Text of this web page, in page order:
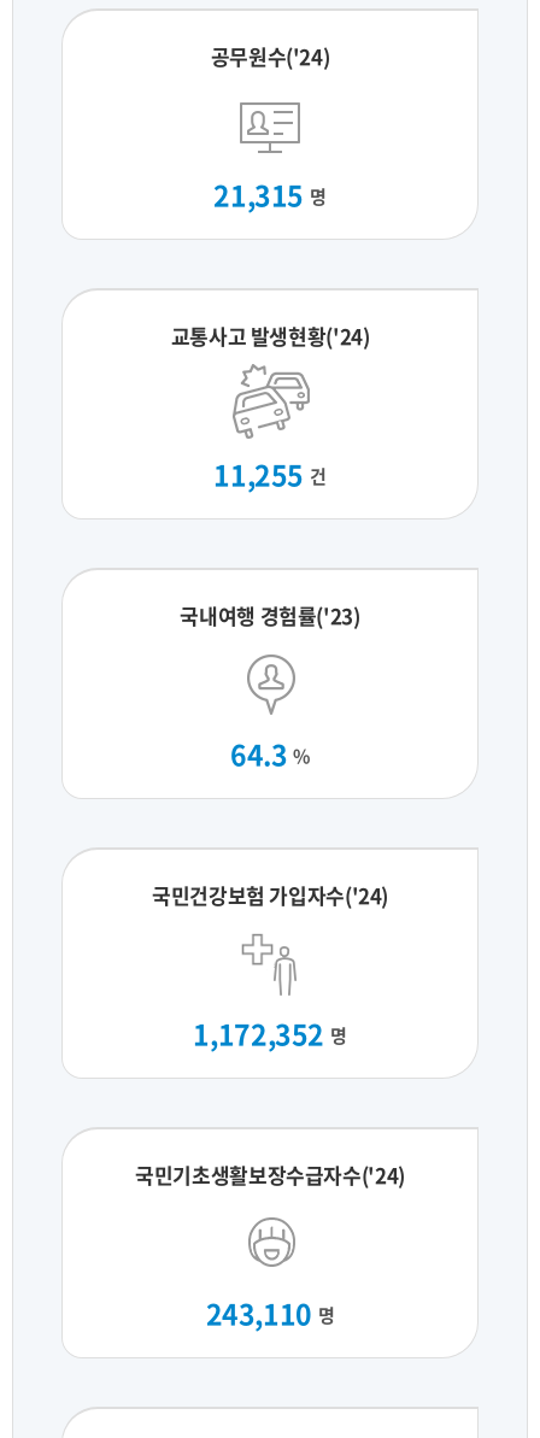
공무원수('24)
21,315 명
교통사고 발생현황('24)
11,255 건
국내여행 경험률('23)
64.3 %
국민건강보험 가입자수('24)
1,172,352 명
국민기초생활보장수급자수('24)
243,110 명